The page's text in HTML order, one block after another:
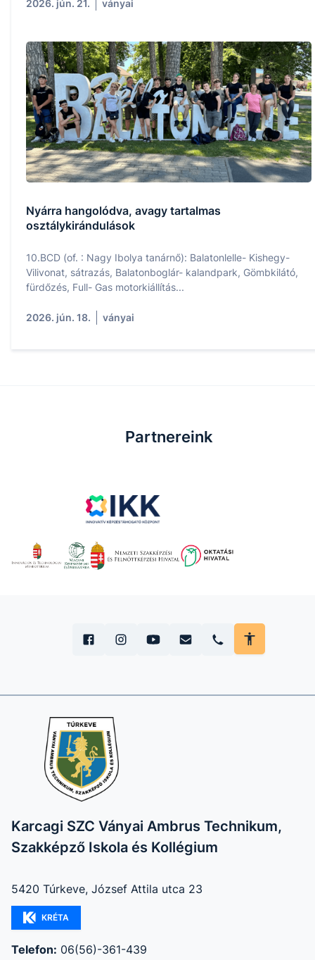
2026. jún. 21. ványai
Nyárra hangolódva, avagy tartalmas
osztálykirándulások
10.BCD (of. : Nagy Ibolya tanárnő): Balatonlelle- Kishegy-
Vilivonat, sátrazás, Balatonboglár- kalandpark, Gömbkilátó,
fürdőzés, Full- Gas motorkiállítás...
2026. jún. 18. ványai
Partnereink
Karcagi SZC Ványai Ambrus Technikum,
Szakképző Iskola és Kollégium
5420 Túrkeve, József Attila utca 23
KRÉTA
Telefon: 06(56)-361-439